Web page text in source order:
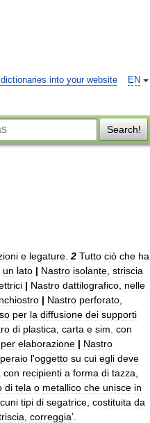
EN
into your website
Search!
e legature 2 Tutto ciò che ha
un lato | Nastro isolante striscia
| Nastro dattilografico nelle
| Nastro perforato
per la diffusione dei supporti
di plastica carta e sim con
per elaborazione | Nastro
l'oggetto su cui egli deve
con recipienti a forma di tazza
di tela o metallico che unisce in
tipi di segatrice costituita da
correggia’.